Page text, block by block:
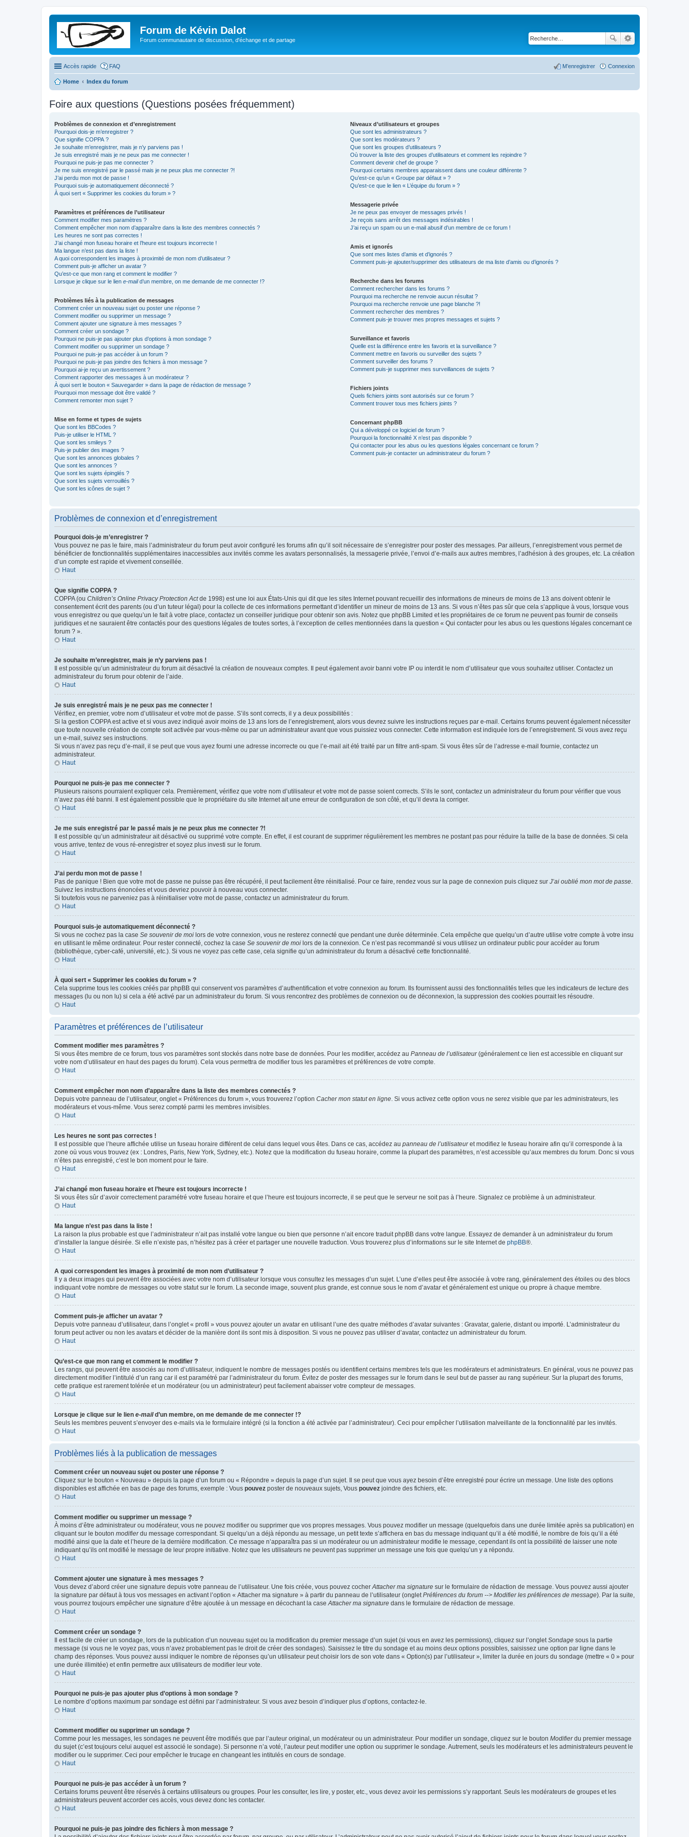
Forum de Kévin Dalot
Forum communautaire de discussion, d'échange et de partage
Accès rapide FAQ Connexion
M’enregistrer
Home Index du forum
Foire aux questions (Questions posées fréquemment)
Problèmes de connexion et d’enregistrement
Pourquoi dois-je m’enregistrer ?
Que signifie COPPA ?
Je souhaite m’enregistrer, mais je n’y parviens pas !
Je suis enregistré mais je ne peux pas me connecter !
Pourquoi ne puis-je pas me connecter ?
Je me suis enregistré par le passé mais je ne peux plus me connecter ?!
J’ai perdu mon mot de passe !
Pourquoi suis-je automatiquement déconnecté ?
À quoi sert « Supprimer les cookies du forum » ?
Paramètres et préférences de l’utilisateur
Comment modifier mes paramètres ?
Comment empêcher mon nom d’apparaître dans la liste des membres connectés ?
Les heures ne sont pas correctes !
J’ai changé mon fuseau horaire et l’heure est toujours incorrecte !
Ma langue n’est pas dans la liste !
A quoi correspondent les images à proximité de mon nom d’utilisateur ?
Comment puis-je afficher un avatar ?
Qu’est-ce que mon rang et comment le modifier ?
Lorsque je clique sur le lien e-maild’un membre, on me demande de me connecter !?
Problèmes liés à la publication de messages
Comment créer un nouveau sujet ou poster une réponse ?
Comment modifier ou supprimer un message ?
Comment ajouter une signature à mes messages ?
Comment créer un sondage ?
Pourquoi ne puis-je pas ajouter plus d’options à mon sondage ?
Comment modifier ou supprimer un sondage ?
Pourquoi ne puis-je pas accéder à un forum ?
Pourquoi ne puis-je pas joindre des fichiers à mon message ?
Pourquoi ai-je reçu un avertissement ?
Comment rapporter des messages à un modérateur ?
À quoi sert le bouton « Sauvegarder » dans la page de rédaction de message ?
Pourquoi mon message doit être validé ?
Comment remonter mon sujet ?
Mise en forme et types de sujets
Que sont les BBCodes ?
Puis-je utiliser le HTML ?
Que sont les smileys ?
Puis-je publier des images ?
Que sont les annonces globales ?
Que sont les annonces ?
Que sont les sujets épinglés ?
Que sont les sujets verrouillés ?
Que sont les icônes de sujet ?
Niveaux d’utilisateurs et groupes
Que sont les administrateurs ?
Que sont les modérateurs ?
Que sont les groupes d’utilisateurs ?
Où trouver la liste des groupes d’utilisateurs et comment les rejoindre ?
Comment devenir chef de groupe ?
Pourquoi certains membres apparaissent dans une couleur différente ?
Qu’est-ce qu’un « Groupe par défaut » ?
Qu’est-ce que le lien « L’équipe du forum » ?
Messagerie privée
Je ne peux pas envoyer de messages privés !
Je reçois sans arrêt des messages indésirables !
J’ai reçu un spam ou un e-mail abusif d’un membre de ce forum !
Amis et ignorés
Que sont mes listes d’amis et d’ignorés ?
Comment puis-je ajouter/supprimer des utilisateurs de ma liste d’amis ou d’ignorés ?
Recherche dans les forums
Comment rechercher dans les forums ?
Pourquoi ma recherche ne renvoie aucun résultat ?
Pourquoi ma recherche renvoie une page blanche ?!
Comment rechercher des membres ?
Comment puis-je trouver mes propres messages et sujets ?
Surveillance et favoris
Quelle est la différence entre les favoris et la surveillance ?
Comment mettre en favoris ou surveiller des sujets ?
Comment surveiller des forums ?
Comment puis-je supprimer mes surveillances de sujets ?
Fichiers joints
Quels fichiers joints sont autorisés sur ce forum ?
Comment trouver tous mes fichiers joints ?
Concernant phpBB
Qui a développé ce logiciel de forum ?
Pourquoi la fonctionnalité X n’est pas disponible ?
Qui contacter pour les abus ou les questions légales concernant ce forum ?
Comment puis-je contacter un administrateur du forum ?
Problèmes de connexion et d’enregistrement
Pourquoi dois-je m’enregistrer ?
Vous pouvez ne pas le faire, mais l’administrateur du forum peut avoir configuré les forums afin qu’il soit nécessaire de s’enregistrer pour poster des messages. Par ailleurs, l’enregistrement vous permet de
bénéficier de fonctionnalités supplémentaires inaccessibles aux invités comme les avatars personnalisés, la messagerie privée, l’envoi d’e-mails aux autres membres, l’adhésion à des groupes, etc. La création
d’un compte est rapide et vivement conseillée.
Haut
Que signifie COPPA ?
COPPA (ou Children’s Online Privacy Protection Actde 1998) est une loi aux États-Unis qui dit que les sites Internet pouvant recueillir des informations de mineurs de moins de 13 ans doivent obtenir le
consentement écrit des parents (ou d’un tuteur légal) pour la collecte de ces informations permettant d’identifier un mineur de moins de 13 ans. Si vous n’êtes pas sûr que cela s’applique à vous, lorsque vous
vous enregistrez ou que quelqu’un le fait à votre place, contactez un conseiller juridique pour obtenir son avis. Notez que phpBB Limited et les propriétaires de ce forum ne peuvent pas fournir de conseils
juridiques et ne sauraient être contactés pour des questions légales de toutes sortes, à l’exception de celles mentionnées dans la question « Qui contacter pour les abus ou les questions légales concernant ce
forum ? ».
Haut
Je souhaite m’enregistrer, mais je n’y parviens pas !
Il est possible qu’un administrateur du forum ait désactivé la création de nouveaux comptes. Il peut également avoir banni votre IP ou interdit le nom d’utilisateur que vous souhaitez utiliser. Contactez un
administrateur du forum pour obtenir de l’aide.
Haut
Je suis enregistré mais je ne peux pas me connecter !
Vérifiez, en premier, votre nom d’utilisateur et votre mot de passe. S’ils sont corrects, il y a deux possibilités :
Si la gestion COPPA est active et si vous avez indiqué avoir moins de 13 ans lors de l’enregistrement, alors vous devrez suivre les instructions reçues par e-mail. Certains forums peuvent également nécessiter
que toute nouvelle création de compte soit activée par vous-même ou par un administrateur avant que vous puissiez vous connecter. Cette information est indiquée lors de l’enregistrement. Si vous avez reçu
un e-mail, suivez ses instructions.
Si vous n’avez pas reçu d’e-mail, il se peut que vous ayez fourni une adresse incorrecte ou que l’e-mail ait été traité par un filtre anti-spam. Si vous êtes sûr de l’adresse e-mail fournie, contactez un
administrateur.
Haut
Pourquoi ne puis-je pas me connecter ?
Plusieurs raisons pourraient expliquer cela. Premièrement, vérifiez que votre nom d’utilisateur et votre mot de passe soient corrects. S’ils le sont, contactez un administrateur du forum pour vérifier que vous
n’avez pas été banni. Il est également possible que le propriétaire du site Internet ait une erreur de configuration de son côté, et qu’il devra la corriger.
Haut
Je me suis enregistré par le passé mais je ne peux plus me connecter ?!
Il est possible qu’un administrateur ait désactivé ou supprimé votre compte. En effet, il est courant de supprimer régulièrement les membres ne postant pas pour réduire la taille de la base de données. Si cela
vous arrive, tentez de vous ré-enregistrer et soyez plus investi sur le forum.
Haut
J’ai perdu mon mot de passe !
Pas de panique ! Bien que votre mot de passe ne puisse pas être récupéré, il peut facilement être réinitialisé. Pour ce faire, rendez vous sur la page de connexion puis cliquez sur J’ai oublié mon mot de passe
Suivez les instructions énoncées et vous devriez pouvoir à nouveau vous connecter.
Si toutefois vous ne parveniez pas à réinitialiser votre mot de passe, contactez un administrateur du forum.
Haut
Pourquoi suis-je automatiquement déconnecté ?
Si vous ne cochez pas la case Se souvenir de moi lors de votre connexion, vous ne resterez connecté que pendant une durée déterminée. Cela empêche que quelqu’un d’autre utilise votre compte à votre insu
en utilisant le même ordinateur. Pour rester connecté, cochez la case Se souvenir de moi lors de la connexion. Ce n’est pas recommandé si vous utilisez un ordinateur public pour accéder au forum
(bibliothèque, cyber-café, université, etc.). Si vous ne voyez pas cette case, cela signifie qu’un administrateur du forum a désactivé cette fonctionnalité.
Haut
À quoi sert « Supprimer les cookies du forum » ?
Cela supprime tous les cookies créés par phpBB qui conservent vos paramètres d’authentification et votre connexion au forum. Ils fournissent aussi des fonctionnalités telles que les indicateurs de lecture des
messages (lu ou non lu) si cela a été activé par un administrateur du forum. Si vous rencontrez des problèmes de connexion ou de déconnexion, la suppression des cookies pourrait les résoudre.
Haut
Paramètres et préférences de l’utilisateur
Comment modifier mes paramètres ?
Si vous êtes membre de ce forum, tous vos paramètres sont stockés dans notre base de données. Pour les modifier, accédez au Panneau de l’utilisateur(généralement ce lien est accessible en cliquant sur
votre nom d’utilisateur en haut des pages du forum). Cela vous permettra de modifier tous les paramètres et préférences de votre compte.
Haut
Comment empêcher mon nom d’apparaître dans la liste des membres connectés ?
Depuis votre panneau de l’utilisateur, onglet « Préférences du forum », vous trouverez l’option Cacher mon statut en ligne . Si vous activez cette option vous ne serez visible que par les administrateurs, les
modérateurs et vous-même. Vous serez compté parmi les membres invisibles.
Haut
Les heures ne sont pas correctes !
Il est possible que l’heure affichée utilise un fuseau horaire différent de celui dans lequel vous êtes. Dans ce cas, accédez au panneau de l’utilisateuret modifiez le fuseau horaire afin qu’il corresponde à la
zone où vous vous trouvez (ex : Londres, Paris, New York, Sydney, etc.). Notez que la modification du fuseau horaire, comme la plupart des paramètres, n’est accessible qu’aux membres du forum. Donc si vous
n’êtes pas enregistré, c’est le bon moment pour le faire.
Haut
J’ai changé mon fuseau horaire et l’heure est toujours incorrecte !
Si vous êtes sûr d’avoir correctement paramétré votre fuseau horaire et que l’heure est toujours incorrecte, il se peut que le serveur ne soit pas à l’heure. Signalez ce problème à un administrateur.
Haut
Ma langue n’est pas dans la liste !
La raison la plus probable est que l’administrateur n’ait pas installé votre langue ou bien que personne n’ait encore traduit phpBB dans votre langue. Essayez de demander à un administrateur du forum
d’installer la langue désirée. Si elle n’existe pas, n’hésitez pas à créer et partager une nouvelle traduction. Vous trouverez plus d’informations sur le site Internet de phpBB®.
Haut
A quoi correspondent les images à proximité de mon nom d’utilisateur ?
Il y a deux images qui peuvent être associées avec votre nom d’utilisateur lorsque vous consultez les messages d’un sujet. L’une d’elles peut être associée à votre rang, généralement des étoiles ou des blocs
indiquant votre nombre de messages ou votre statut sur le forum. La seconde image, souvent plus grande, est connue sous le nom d’avatar et généralement est unique ou propre à chaque membre.
Haut
Comment puis-je afficher un avatar ?
Depuis votre panneau d’utilisateur, dans l’onglet « profil » vous pouvez ajouter un avatar en utilisant l’une des quatre méthodes d’avatar suivantes : Gravatar, galerie, distant ou importé. L’administrateur du
forum peut activer ou non les avatars et décider de la manière dont ils sont mis à disposition. Si vous ne pouvez pas utiliser d’avatar, contactez un administrateur du forum.
Haut
Qu’est-ce que mon rang et comment le modifier ?
Les rangs, qui peuvent être associés au nom d’utilisateur, indiquent le nombre de messages postés ou identifient certains membres tels que les modérateurs et administrateurs. En général, vous ne pouvez pas
directement modifier l’intitulé d’un rang car il est paramétré par l’administrateur du forum. Évitez de poster des messages sur le forum dans le seul but de passer au rang supérieur. Sur la plupart des forums,
cette pratique est rarement tolérée et un modérateur (ou un administrateur) peut facilement abaisser votre compteur de messages.
Haut
Lorsque je clique sur le lien e-maild’un membre, on me demande de me connecter !?
Seuls les membres peuvent s’envoyer des e-mails via le formulaire intégré (si la fonction a été activée par l’administrateur). Ceci pour empêcher l’utilisation malveillante de la fonctionnalité par les invités.
Haut
Problèmes liés à la publication de messages
Comment créer un nouveau sujet ou poster une réponse ?
Cliquez sur le bouton « Nouveau » depuis la page d’un forum ou « Répondre » depuis la page d’un sujet. Il se peut que vous ayez besoin d’être enregistré pour écrire un message. Une liste des options
disponibles est affichée en bas de page des forums, exemple : Vous pouvez poster de nouveaux sujets, Vous pouvez joindre des fichiers, etc.
Haut
Comment modifier ou supprimer un message ?
À moins d’être administrateur ou modérateur, vous ne pouvez modifier ou supprimer que vos propres messages. Vous pouvez modifier un message (quelquefois dans une durée limitée après sa publication) en
cliquant sur le bouton modifierdu message correspondant. Si quelqu’un a déjà répondu au message, un petit texte s’affichera en bas du message indiquant qu’il a été modifié, le nombre de fois qu’il a été
modifié ainsi que la date et l’heure de la dernière modification. Ce message n’apparaîtra pas si un modérateur ou un administrateur modifie le message, cependant ils ont la possibilité de laisser une note
indiquant qu’ils ont modifié le message de leur propre initiative. Notez que les utilisateurs ne peuvent pas supprimer un message une fois que quelqu’un y a répondu.
Haut
Comment ajouter une signature à mes messages ?
Vous devez d’abord créer une signature depuis votre panneau de l’utilisateur. Une fois créée, vous pouvez cocher Attacher ma signature sur le formulaire de rédaction de message. Vous pouvez aussi ajouter
la signature par défaut à tous vos messages en activant l’option « Attacher ma signature » à partir du panneau de l’utilisateur (onglet Préférences du forum --> Modifier les préférences de message). Par la suite,
vous pourrez toujours empêcher une signature d’être ajoutée à un message en décochant la case Attacher ma signature dans le formulaire de rédaction de message.
Haut
Comment créer un sondage ?
Il est facile de créer un sondage, lors de la publication d’un nouveau sujet ou la modification du premier message d’un sujet (si vous en avez les permissions), cliquez sur l’onglet Sondage sous la partie
message (si vous ne le voyez pas, vous n’avez probablement pas le droit de créer des sondages). Saisissez le titre du sondage et au moins deux options possibles, saisissez une option par ligne dans le
champ des réponses. Vous pouvez aussi indiquer le nombre de réponses qu’un utilisateur peut choisir lors de son vote dans « Option(s) par l’utilisateur », limiter la durée en jours du sondage (mettre « 0 » pour
une durée illimitée) et enfin permettre aux utilisateurs de modifier leur vote.
Haut
Pourquoi ne puis-je pas ajouter plus d’options à mon sondage ?
Le nombre d’options maximum par sondage est défini par l’administrateur. Si vous avez besoin d’indiquer plus d’options, contactez-le.
Haut
Comment modifier ou supprimer un sondage ?
Comme pour les messages, les sondages ne peuvent être modifiés que par l’auteur original, un modérateur ou un administrateur. Pour modifier un sondage, cliquez sur le bouton Modifierdu premier message
du sujet (c’est toujours celui auquel est associé le sondage). Si personne n’a voté, l’auteur peut modifier une option ou supprimer le sondage. Autrement, seuls les modérateurs et les administrateurs peuvent le
modifier ou le supprimer. Ceci pour empêcher le trucage en changeant les intitulés en cours de sondage.
Haut
Pourquoi ne puis-je pas accéder à un forum ?
Certains forums peuvent être réservés à certains utilisateurs ou groupes. Pour les consulter, les lire, y poster, etc., vous devez avoir les permissions s’y rapportant. Seuls les modérateurs de groupes et les
administrateurs peuvent accorder ces accès, vous devez donc les contacter.
Haut
Pourquoi ne puis-je pas joindre des fichiers à mon message ?